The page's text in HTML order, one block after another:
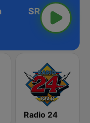
Radio 24